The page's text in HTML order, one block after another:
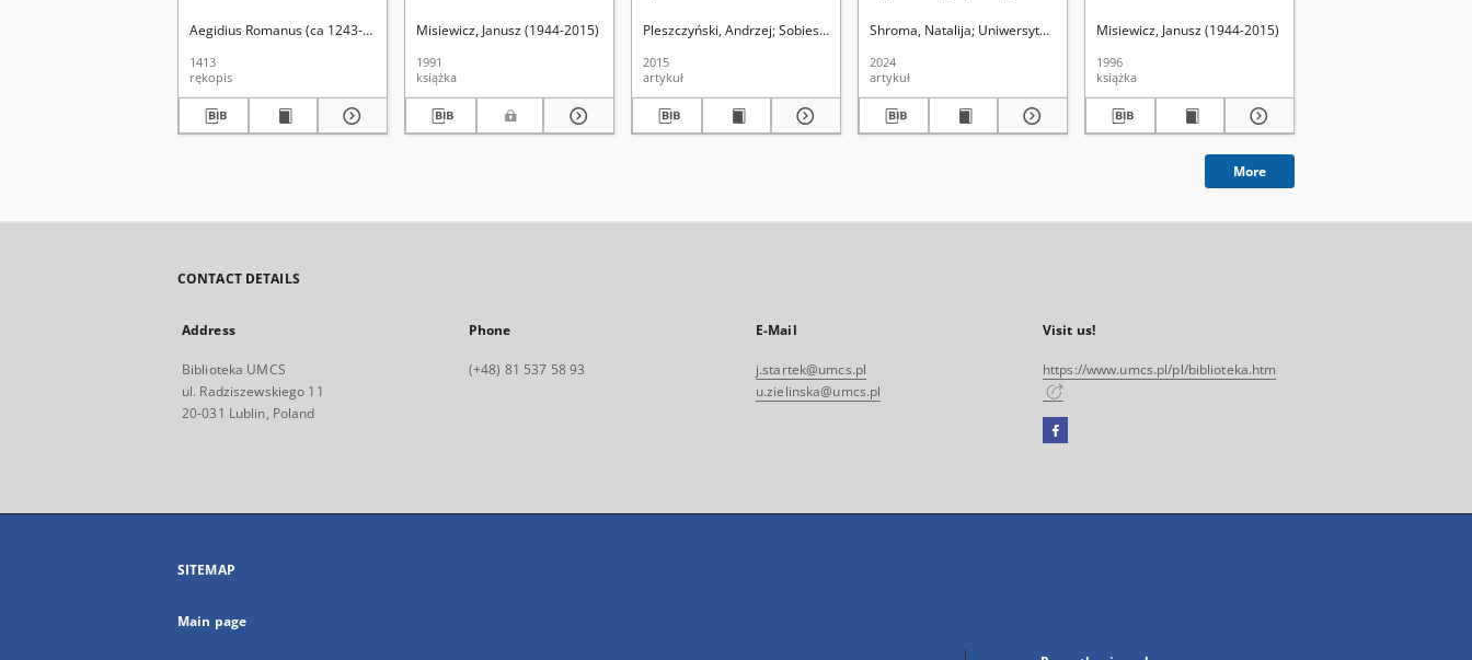
Aegidius Romanus (ca 1243-1316). Aut. oryg.
1413
rękopis
Misiewicz, Janusz (1944-2015)
1991
książka
Pleszczyński, Andrzej Sobiesiak, Joanna Aleksandra. Red.
2015
artykuł
Shroma, Natalija Uniwersytet Marii Curie-Skłodowskiej (Lublin). Zakład Językoznawstwa
2024
artykuł
Misiewicz, Janusz (1944-2015)
1996
książka
More
CONTACT DETAILS
Address
Biblioteka UMCS
ul. Radziszewskiego 11
20-031 Lublin, Poland
Phone
(+48) 81 537 58 93
E-Mail
j.startek@umcs.pl
u.zielinska@umcs.pl
Visit us!
https://www.umcs.pl/pl/biblioteka.htm
Facebook
open
SITEMAP
Main page